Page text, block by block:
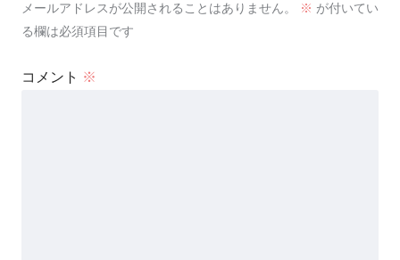
メールアドレスが公開されることはありません。 ※ が付いてい
る欄は必須項目です
コメント ※